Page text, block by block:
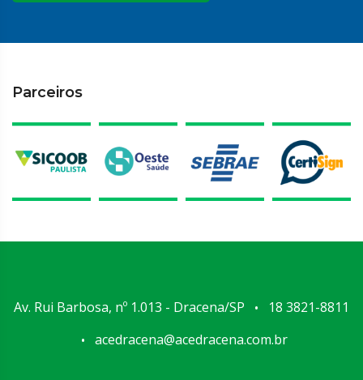
Parceiros
Av. Rui Barbosa, nº 1.013 - Dracena/SP • 18 3821-8811
• acedracena@acedracena.com.br